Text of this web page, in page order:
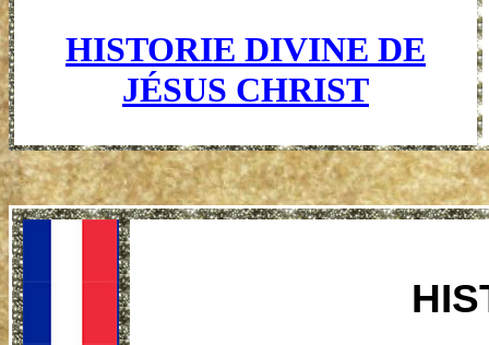
HISTORIE DIVINE DE
JÉSUS CHRIST